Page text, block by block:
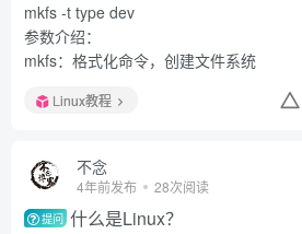
mkfs -t type dev
参数介绍：
mkfs：格式化命令，创建文件系统
Linux教程
不念
4年前发布 28次阅读
提问 什么是Linux？